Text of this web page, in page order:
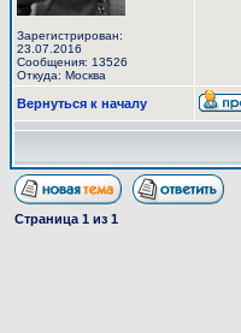
Зарегистрирован:
23.07.2016
Сообщения: 13526
Откуда: Москва
Вернуться к началу
Страница 1 из 1